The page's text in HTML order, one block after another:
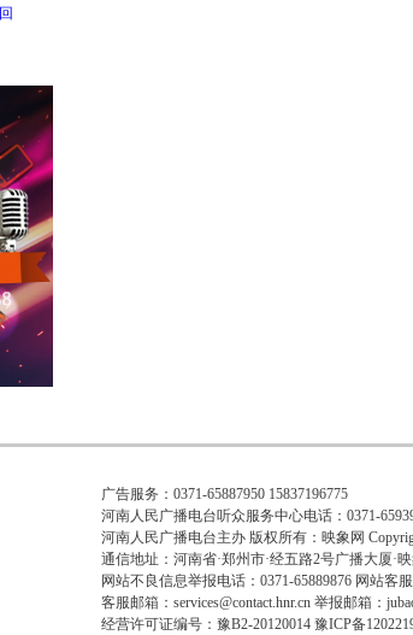
广告服务：0371-65887950 15837196775
河南人民广播电台听众服务中心电话：0371-
河南人民广播电台主办 版权所有：映象网
通信地址：河南省·郑州市·经五路2号广播大厦·
网站不良信息举报电话：0371-65889876 网站客
客服邮箱：services@contact.hnr.cn 举报邮箱：
经营许可证编号：豫B2-20120014 豫ICP备